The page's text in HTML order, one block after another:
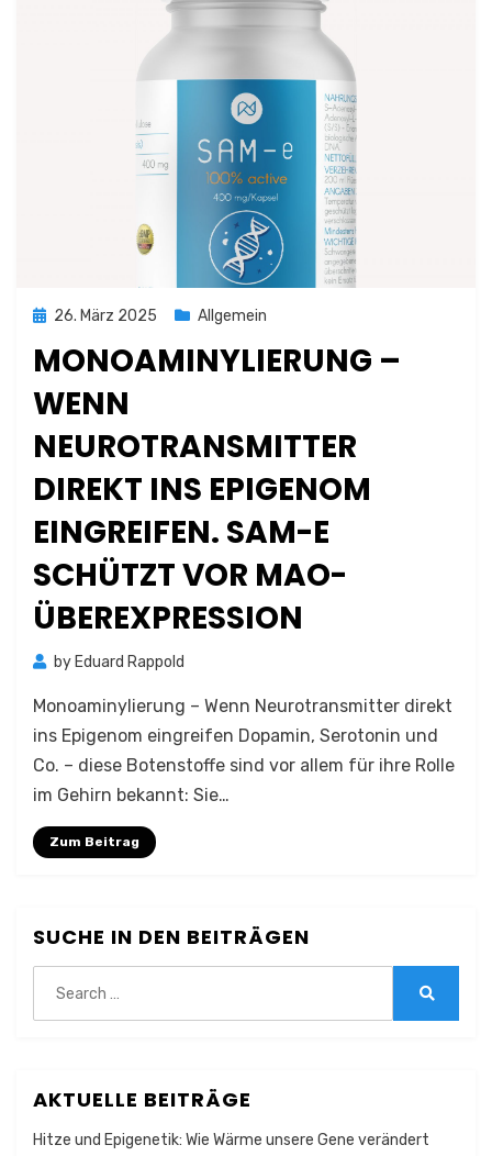
Posted
26. März 2025 Allgemein
MONOAMINYLIERUNG –
WENN
NEUROTRANSMITTER
DIREKT INS EPIGENOM
EINGREIFEN. SAM-E
SCHÜTZT VOR MAO-
ÜBEREXPRESSION
by Eduard Rappold
Monoaminylierung – Wenn Neurotransmitter direkt
ins Epigenom eingreifen Dopamin, Serotonin und
Co. – diese Botenstoffe sind vor allem für ihre Rolle
im Gehirn bekannt: Sie…
Zum Beitrag
SUCHE IN DEN BEITRÄGEN
for:
AKTUELLE BEITRÄGE
Hitze und Epigenetik: Wie Wärme unsere Gene verändert